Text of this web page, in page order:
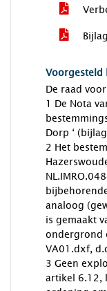
Voorgesteld
De raad
1 De Nota
Dorp ‘
2 Het
analoog
is gemaakt
ondergrond
VA01.dxf,
3 Geen
artikel 6.12,